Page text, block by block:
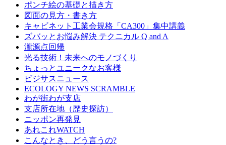
ポンチ絵の基礎と描き方
図面の見方・書き方
キャビネット工業会規格「CA300」集中講義
ズバッとお悩み解決 テクニカル Q and A
瀧源点回帰
光る技術！未来へのモノづくり
ちょっとユニークなお客様
ビジサスニュース
ECOLOGY NEWS SCRAMBLE
わが街わが支店
支店所在地（歴史探訪）
ニッポン再発見
あれこれWATCH
こんなとき、どう言うの?